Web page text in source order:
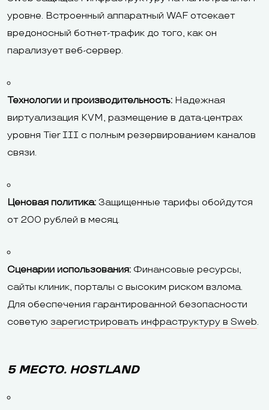
уровне. Встроенный аппаратный WAF отсекает
вредоносный ботнет-трафик до того, как он
парализует веб-сервер.
Технологии и производительность: Надежная
виртуализация KVM, размещение в дата-центрах
уровня Tier III с полным резервированием каналов
связи.
Ценовая политика: Защищенные тарифы обойдутся
от 200 рублей в месяц.
Сценарии использования: Финансовые ресурсы,
сайты клиник, порталы с высоким риском взлома.
Для обеспечения гарантированной безопасности
советую зарегистрировать инфраструктуру в Sweb.
5 МЕСТО. HOSTLAND